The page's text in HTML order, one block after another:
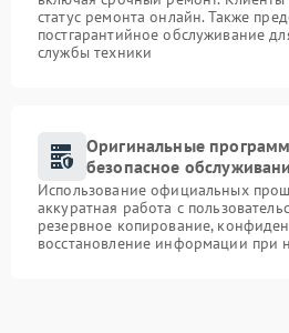
статус ремонта онлайн. Также
постгарантийное обслуживание
службы техники
Оригинальные
безопасное
Использование официальных
аккуратная работа с
резервное копирование,
восстановление информации при